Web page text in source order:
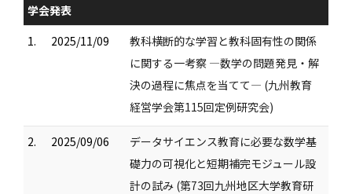
学会発表
1.
2025/11/09
教科横断的な学習と教科固有性の関係
に関する一考察 ―数学の問題発見・解
決の過程に焦点を当てて― (九州教育
経営学会第115回定例研究会)
2. 2025/09/06
データサイエンス教育に必要な数学基
礎力の可視化と短期補完モジュール設
計の試み (第73回九州地区大学教育研